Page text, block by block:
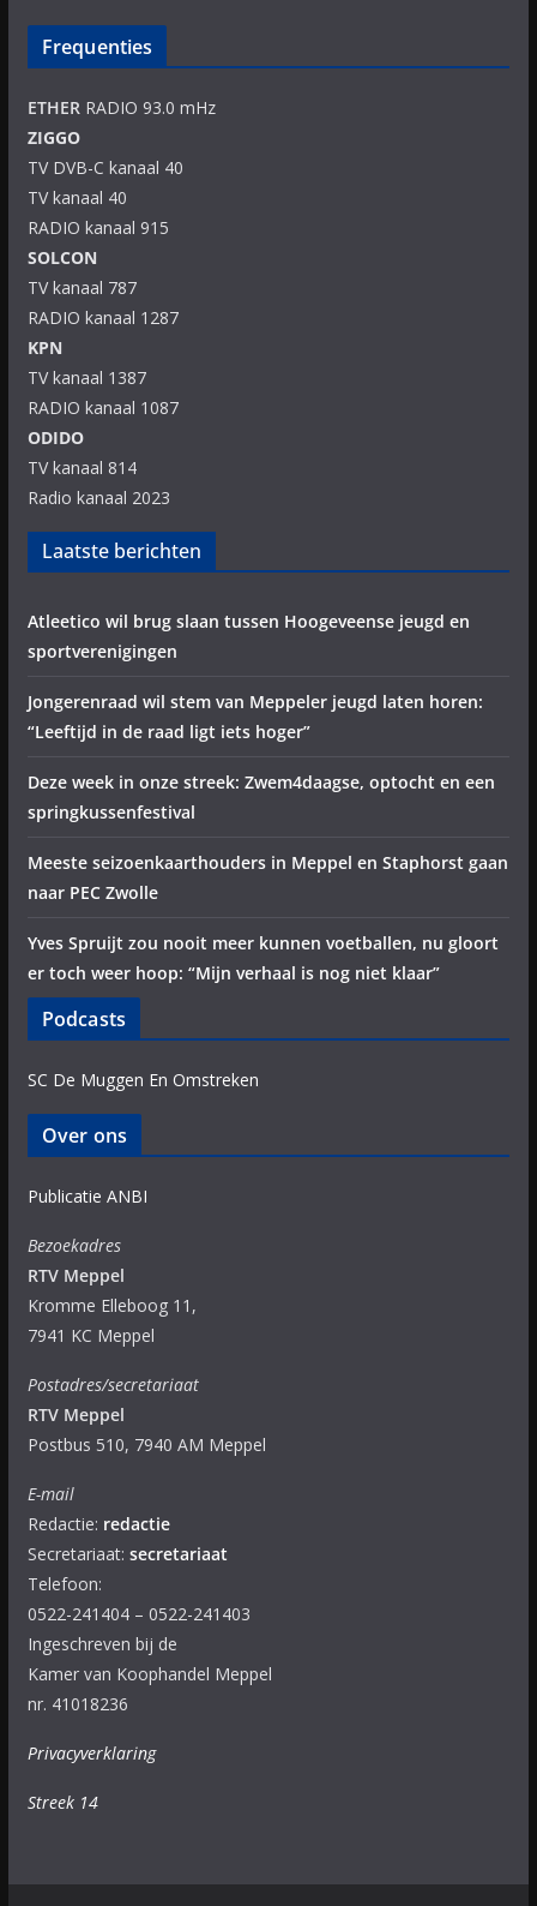
Frequenties
ETHERRADIO 93.0 mHz
ZIGGO
TV DVB-C kanaal 40
TV kanaal 40
RADIO kanaal 915
SOLCON
TV kanaal 787
RADIO kanaal 1287
KPN
TV kanaal 1387
RADIO kanaal 1087
ODIDO
TV kanaal 814
Radio kanaal 2023
Laatste berichten
Atleetico wil brug slaan tussen Hoogeveense jeugd en
sportverenigingen
Jongerenraad wil stem van Meppeler jeugd laten horen:
“Leeftijd in de raad ligt iets hoger”
Deze week in onze streek: Zwem4daagse, optocht en een
springkussenfestival
Meeste seizoenkaarthouders in Meppel en Staphorst gaan
naar PEC Zwolle
Yves Spruijt zou nooit meer kunnen voetballen, nu gloort
er toch weer hoop: “Mijn verhaal is nog niet klaar”
Podcasts
SC De Muggen En Omstreken
Over ons
Publicatie ANBI
Bezoekadres
RTV Meppel
Kromme Elleboog 11,
7941 KC Meppel
Postadres/secretariaat
RTV Meppel
Postbus 510, 7940 AM Meppel
E-mail
Redactie: redactie
Secretariaat: secretariaat
Telefoon:
0522-241404 – 0522-241403
Ingeschreven bij de
Kamer van Koophandel Meppel
nr. 41018236
Privacyverklaring
Streek 14